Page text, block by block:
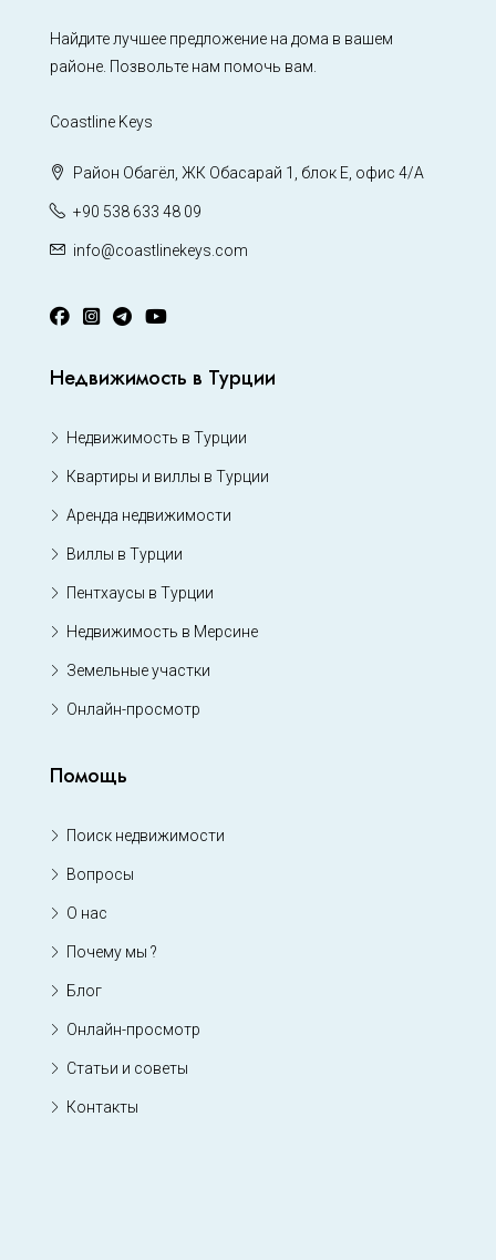
Найдите лучшее предложение на дома в вашем
районе. Позвольте нам помочь вам.
Coastline Keys
Район Обагёл, ЖК Обасарай 1, блок Е, офис 4/А
+90 538 633 48 09
info@coastlinekeys.com
Недвижимость в Турции
Недвижимость в Турции
Квартиры и виллы в Турции
Аренда недвижимости
Виллы в Турции
Пентхаусы в Турции
Недвижимость в Мерсине
Земельные участки
Онлайн-просмотр
Помощь
Поиск недвижимости
Вопросы
О нас
Почему мы ?
Блог
Онлайн-просмотр
Статьи и советы
Контакты